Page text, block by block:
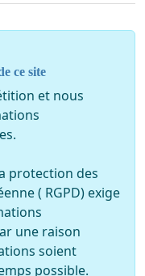
ce site
et nous
protection des
( RGPD) exige
une raison
soient
possible.